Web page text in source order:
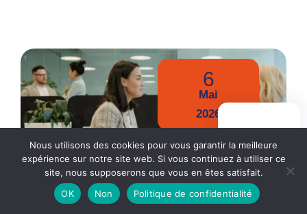
6
Mai
2026
Categorie(s) : Gestion de patrimoine|
Girardin
CGP|Investissements Outre-mer
RENDEZ-VOUS
Nous utilisons des cookies pour vous garantir la meilleure
expérience sur notre site web. Si vous continuez à utiliser ce
site, nous supposerons que vous en êtes satisfait.
OK
Non Politique de confidentialité